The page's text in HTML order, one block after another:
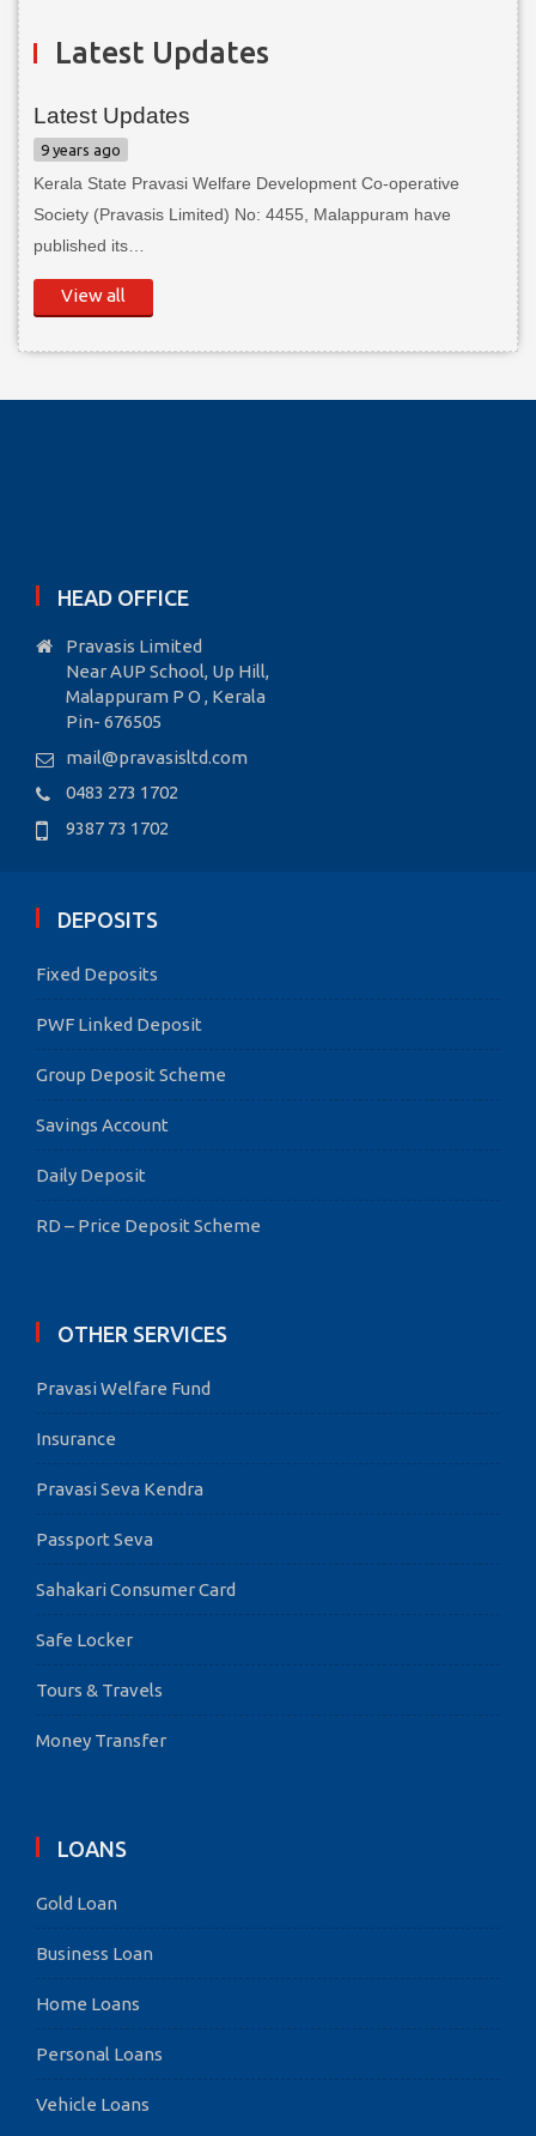
Latest Updates
Latest Updates
9 years ago
Kerala State Pravasi Welfare Development Co-operative
Society (Pravasis Limited) No: 4455, Malappuram have
published its…
View all
HEAD OFFICE
Pravasis Limited
Near AUP School, Up Hill,
Malappuram P O , Kerala
Pin- 676505
mail@pravasisltd.com
0483 273 1702
9387 73 1702
DEPOSITS
Fixed Deposits
PWF Linked Deposit
Group Deposit Scheme
Savings Account
Daily Deposit
RD – Price Deposit Scheme
OTHER SERVICES
Pravasi Welfare Fund
Insurance
Pravasi Seva Kendra
Passport Seva
Sahakari Consumer Card
Safe Locker
Tours & Travels
Money Transfer
LOANS
Gold Loan
Business Loan
Home Loans
Personal Loans
Vehicle Loans